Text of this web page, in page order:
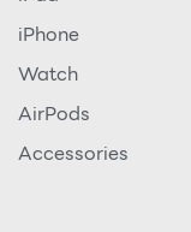
iPhone
Watch
AirPods
Accessories